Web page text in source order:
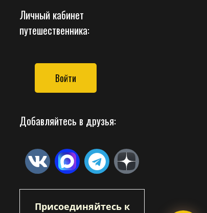
Личный кабинет
путешественника:
Войти
Добавляйтесь в друзья:
Присоединяйтесь к